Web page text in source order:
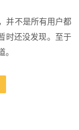
并不是所有用户都
时还没发现。至于
。